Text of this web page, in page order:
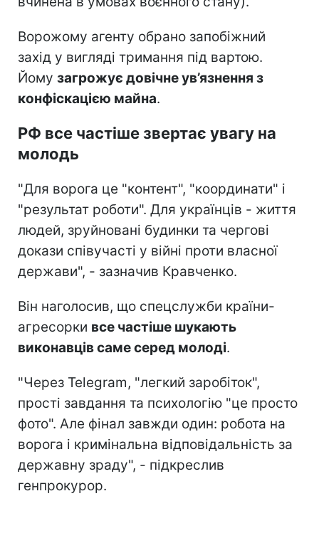
Ворожому агенту обрано запобіжний
захід у вигляді тримання під вартою.
Йому загрожує довічне ув’язнення з
конфіскацією майна.
РФ все частіше звертає увагу на
молодь
"Для ворога це "контент", "координати" і
"результат роботи". Для українців - життя
людей, зруйновані будинки та чергові
докази співучасті у війні проти власної
держави", - зазначив Кравченко.
Він наголосив, що спецслужби країни-
агресорки все частіше шукають
виконавців саме серед молоді.
"Через Telegram, "легкий заробіток",
прості завдання та психологію "це просто
фото". Але фінал завжди один: робота на
ворога і кримінальна відповідальність за
державну зраду", - підкреслив
генпрокурор.